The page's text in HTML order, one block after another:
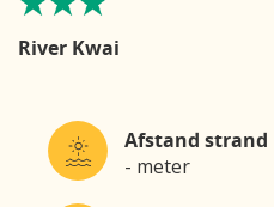
River Kwai
Afstand strand
- meter